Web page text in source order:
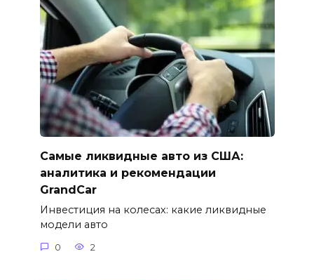
Самые ликвидные авто из США:
аналитика и рекомендации
GrandCar
Инвестиция на колесах: какие ликвидные
модели авто
0 2